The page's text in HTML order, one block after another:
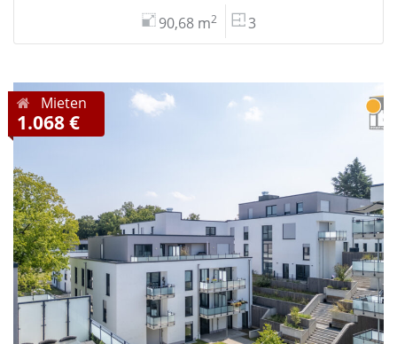
90,68 m2 3
Mieten
1.068 €